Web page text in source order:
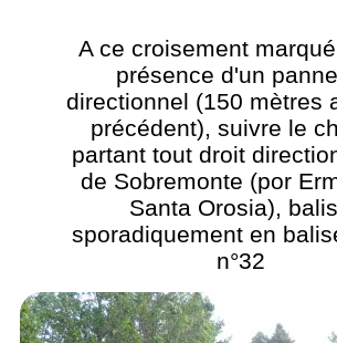
A ce croisement
présence d'un
directionnel (150 mètres
précédent), suivre le
partant tout droit
de Sobremonte (por
Santa Orosia),
sporadiquement en
n°32